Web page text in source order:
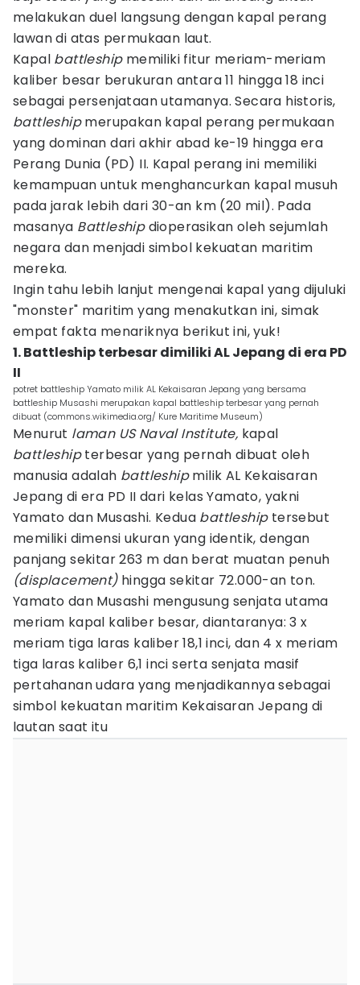
melakukan duel langsung dengan kapal perang
lawan di atas permukaan laut.
Kapal battleshipmemiliki fitur meriam-meriam
kaliber besar berukuran antara 11 hingga 18 inci
sebagai persenjataan utamanya. Secara historis,
battleshipmerupakan kapal perang permukaan
yang dominan dari akhir abad ke-19 hingga era
Perang Dunia (PD) II. Kapal perang ini memiliki
kemampuan untuk menghancurkan kapal musuh
pada jarak lebih dari 30-an km (20 mil). Pada
masanya Battleshipdioperasikan oleh sejumlah
negara dan menjadi simbol kekuatan maritim
mereka.
Ingin tahu lebih lanjut mengenai kapal yang dijuluki
"monster" maritim yang menakutkan ini, simak
empat fakta menariknya berikut ini, yuk!
1. Battleship terbesar dimiliki AL Jepang di era PD
II
potret battleship Yamato milik AL Kekaisaran Jepang yang bersama
battleship Musashi merupakan kapal battleship terbesar yang pernah
dibuat (commons.wikimedia.org/ Kure Maritime Museum)
Menurut laman US Naval Institute, kapal
battleshipterbesar yang pernah dibuat oleh
manusia adalah battleshipmilik AL Kekaisaran
Jepang di era PD II dari kelas Yamato, yakni
Yamato dan Musashi. Kedua battleshiptersebut
memiliki dimensi ukuran yang identik, dengan
panjang sekitar 263 m dan berat muatan penuh
(displacement) hingga sekitar 72.000-an ton.
Yamato dan Musashi mengusung senjata utama
meriam kapal kaliber besar, diantaranya: 3 x
meriam tiga laras kaliber 18,1 inci, dan 4 x meriam
tiga laras kaliber 6,1 inci serta senjata masif
pertahanan udara yang menjadikannya sebagai
simbol kekuatan maritim Kekaisaran Jepang di
lautan saat itu